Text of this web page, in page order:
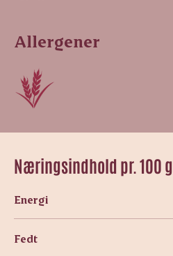
Næringsindhold pr. 100 g
Energi
Fedt
Allergener